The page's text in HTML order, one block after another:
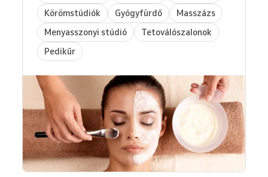
Körömstúdiók
Gyógyfürdő
Masszázs
Menyasszonyi stúdió
Tetoválószalonok
Pedikűr